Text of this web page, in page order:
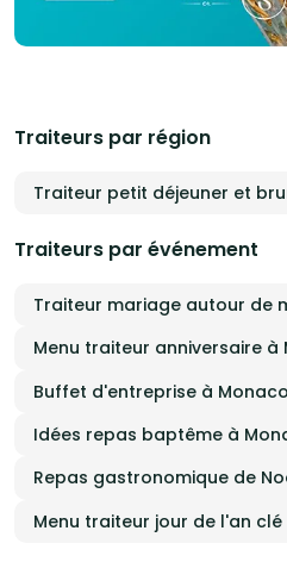
Traiteurs par région
Traiteurs par événement
Traiteur mariage autour de
Menu traiteur anniversaire à
Buffet d'entreprise à Monaco
Idées repas baptême à
Repas gastronomique de
Menu traiteur jour de l'an